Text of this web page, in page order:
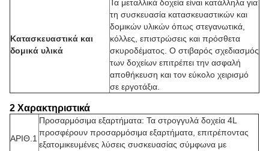
Κατασκευαστικά και
δομικά υλικά
Τα μεταλλικά δοχεία είναι κατάλληλα για
τη συσκευασία κατασκευαστικών και
δομικών υλικών όπως στεγανωτικά,
κόλλες, επιστρώσεις και πρόσθετα
σκυροδέματος. Ο στιβαρός σχεδιασμός
των δοχείων επιτρέπει την ασφαλή
αποθήκευση και τον εύκολο χειρισμό
σε εργοτάξια.
2 Χαρακτηριστικά
ΑΡΙΘ.1
Προσαρμόσιμα εξαρτήματα: Τα στρογγυλά δοχεία 4L
προσφέρουν προσαρμόσιμα εξαρτήματα, επιτρέποντας
εξατομικευμένες λύσεις συσκευασίας σύμφωνα με